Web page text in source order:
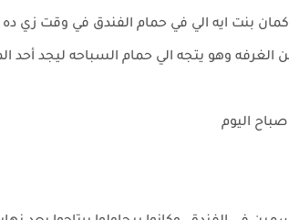
ايه الي في حمام الفندق في وقت زي ده الساعه
الغرفه وهو يتجه الي حمام السباحه ليجد أحد
صباح اليوم